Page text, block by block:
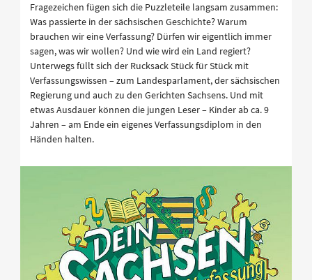
Fragezeichen fügen sich die Puzzleteile langsam zusammen:
Was passierte in der sächsischen Geschichte? Warum
brauchen wir eine Verfassung? Dürfen wir eigentlich immer
sagen, was wir wollen? Und wie wird ein Land regiert?
Unterwegs füllt sich der Rucksack Stück für Stück mit
Verfassungswissen – zum Landesparlament, der sächsischen
Regierung und auch zu den Gerichten Sachsens. Und mit
etwas Ausdauer können die jungen Leser – Kinder ab ca. 9
Jahren – am Ende ein eigenes Verfassungsdiplom in den
Händen halten.